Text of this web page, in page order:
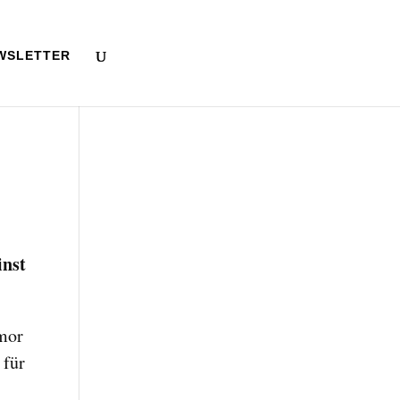
für